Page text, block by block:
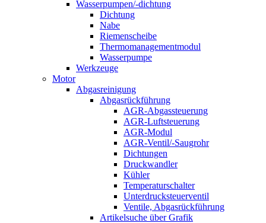
Wasserpumpen/-dichtung
Dichtung
Nabe
Riemenscheibe
Thermomanagementmodul
Wasserpumpe
Werkzeuge
Motor
Abgasreinigung
Abgasrückführung
AGR-Abgassteuerung
AGR-Luftsteuerung
AGR-Modul
AGR-Ventil/-Saugrohr
Dichtungen
Druckwandler
Kühler
Temperaturschalter
Unterdrucksteuerventil
Ventile, Abgasrückführung
Artikelsuche über Grafik